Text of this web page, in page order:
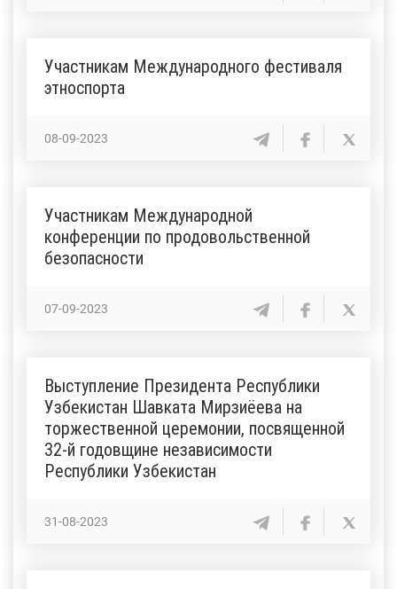
Участникам Международного фестиваля
этноспорта
08-09-2023
Участникам Международной
конференции по продовольственной
безопасности
07-09-2023
Выступление Президента Республики
Узбекистан Шавката Мирзиёева на
торжественной церемонии, посвященной
32-й годовщине независимости
Республики Узбекистан
31-08-2023